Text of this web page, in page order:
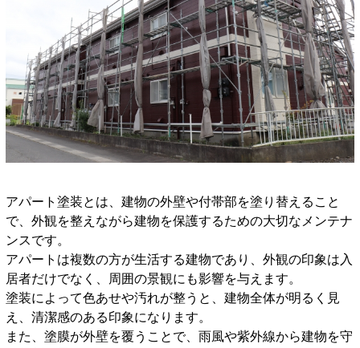
アパート塗装とは、建物の外壁や付帯部を塗り替えること
で、外観を整えながら建物を保護するための大切なメンテナ
ンスです。
アパートは複数の方が生活する建物であり、外観の印象は入
居者だけでなく、周囲の景観にも影響を与えます。
塗装によって色あせや汚れが整うと、建物全体が明るく見
え、清潔感のある印象になります。
また、塗膜が外壁を覆うことで、雨風や紫外線から建物を守